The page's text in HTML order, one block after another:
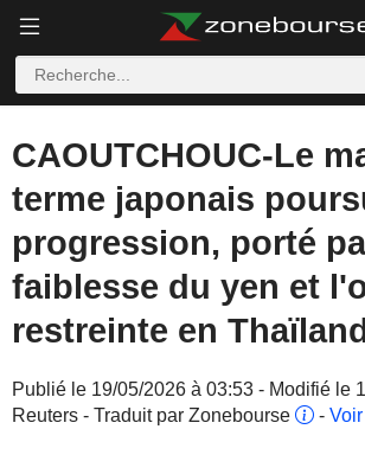
CAOUTCHOUC-Le
terme japonais
progression, porté
faiblesse du yen et
restreinte en
Publié le 19/05/2026 à 03:53 - Modifié le
Reuters - Traduit par Zonebourse
-